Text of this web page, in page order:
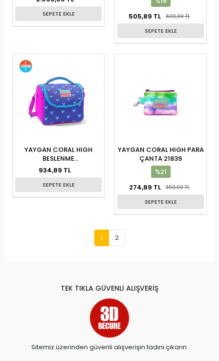
SEPETE EKLE
505,89 TL
600,00 TL
SEPETE EKLE
YAYGAN CORAL HIGH
BESLENME
ÇANTA(THERMO) 11706
934,89 TL
SEPETE EKLE
YAYGAN CORAL HIGH PARA
ÇANTA 21839
%21
274,89 TL
350,00 TL
SEPETE EKLE
1 2
TEK TIKLA GÜVENLİ ALIŞVERİŞ
Sitemiz üzerinden güvenli alışverişin tadını çıkarın.